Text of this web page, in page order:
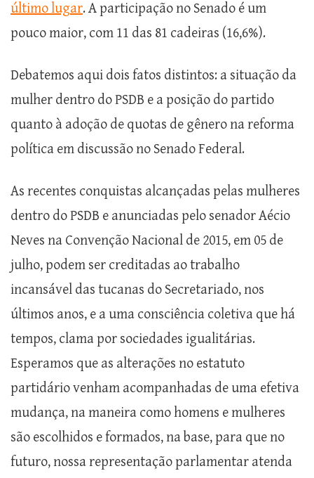
último lugar. A participação no Senado é um
pouco maior, com 11 das 81 cadeiras (16,6%).
Debatemos aqui dois fatos distintos: a situação da
mulher dentro do PSDB e a posição do partido
quanto à adoção de quotas de gênero na reforma
política em discussão no Senado Federal.
As recentes conquistas alcançadas pelas mulheres
dentro do PSDB e anunciadas pelo senador Aécio
Neves na Convenção Nacional de 2015, em 05 de
julho, podem ser creditadas ao trabalho
incansável das tucanas do Secretariado, nos
últimos anos, e a uma consciência coletiva que há
tempos, clama por sociedades igualitárias.
Esperamos que as alterações no estatuto
partidário venham acompanhadas de uma efetiva
mudança, na maneira como homens e mulheres
são escolhidos e formados, na base, para que no
futuro, nossa representação parlamentar atenda